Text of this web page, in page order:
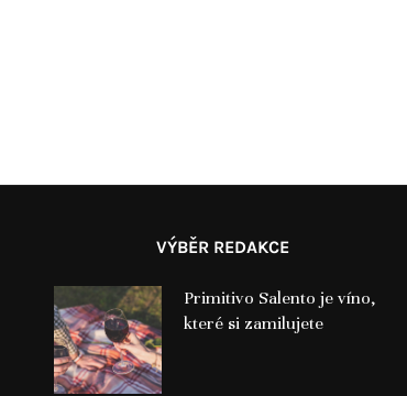
VÝBĚR REDAKCE
Primitivo Salento je víno,
které si zamilujete